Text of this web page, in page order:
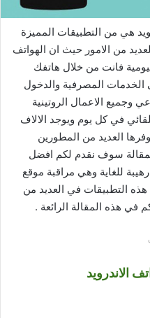
هي من التطبيقات المميزة
من الامور حيث ان الهواتف
فانت من خلال هاتفك
المصرفية والدخول
وجميع الاعمال الروتينية
في كل يوم ويوجد الالاف
العديد من المطورين
سوف نقدم لكم افضل
للغاية وهي مراقبة موقع
التطبيقات في العديد من
في هذه المقالة الرائعة .
الاندرويد